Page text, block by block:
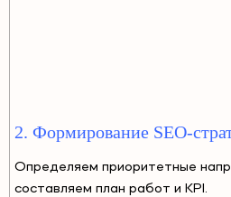
2. Формирование SEO-
Определяем приоритетные
составляем план работ и KPI.